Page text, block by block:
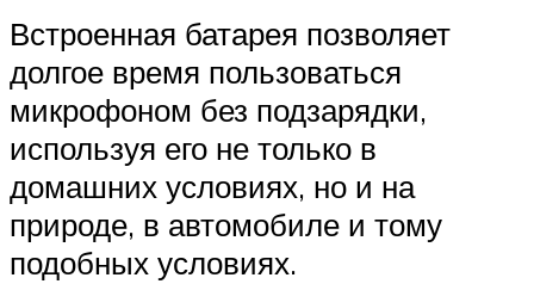
Встроенная батарея позволяет
долгое время пользоваться
микрофоном без подзарядки,
используя его не только в
домашних условиях, но и на
природе, в автомобиле и тому
подобных условиях.